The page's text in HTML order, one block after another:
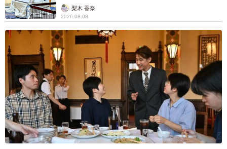
梨木 香奈
2026.08.08